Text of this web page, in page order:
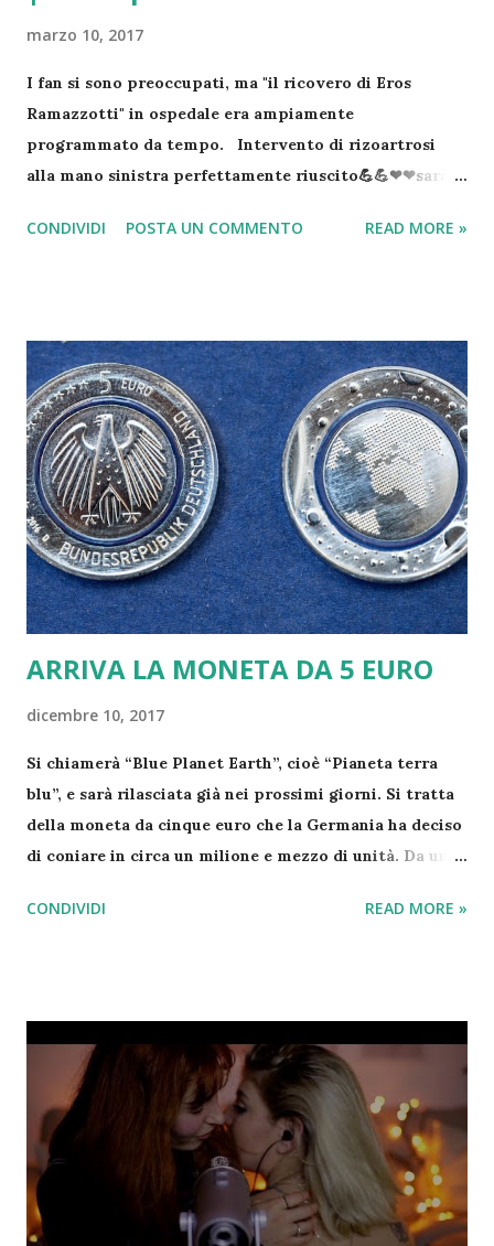
marzo 10, 2017
I fan si sono preoccupati, ma "il ricovero di Eros
Ramazzotti" in ospedale era ampiamente
programmato da tempo. Intervento di rizoartrosi
alla mano sinistra perfettamente riuscito💪💪❤❤sarà
degenza, ritornerò presto, lo giuro😂😂🎤🎸🎹🎧🎼
data: 25 Feb 2017 alle ore 15:36 PST Il popolare
cantante romano, ma milanese d'adozione, si è infatti
sottoposto ad un intervento per la rizoartrosi, una
variante dell'artrosi che colpisce il pollice, alla mano
sinistra. Eros lo ha fatto sapere ai fan: "Intervento alla
mano perfettamente riuscito, sarà una notte tosta ma
non mollo" . Poi il pensiero per la figlia Aurora e per la
compagna, Marica Pellegrinelli: "Mi mancate". Grazie
a tutti per i massaggi d'affetto👍💪✋️...
CONDIVIDI POSTA UN COMMENTO READ MORE »
ARRIVA LA MONETA DA 5 EURO
dicembre 10, 2017
Si chiamerà “Blue Planet Earth”, cioè “Pianeta terra
blu”, e sarà rilasciata già nei prossimi giorni. Si tratta
della moneta da cinque euro che la Germania ha deciso
di coniare in circa un milione e mezzo di unità. Da una
dall’altro lato, invece, un planisfero. La moneta è
dalle prime immagini, presenta un anello centrale blu:
tutto per rendere ancora più difficili le contraffazioni.
Questa moneta speciale sarà accettata per il
pagamento soltanto in Germania, ma probabilmente
finirà per lo più nelle mani di collezionisti. Il Paese di
Angela Merkel non è l’unico ad aver rilasciato monete
da collezione: nel 2003 anche l’Italia aveva coniato
CONDIVIDI READ MORE »